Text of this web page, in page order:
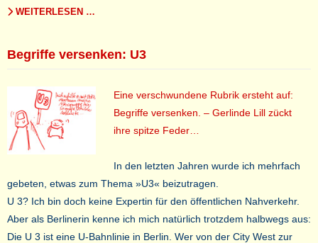
WEITERLESEN …
Begriffe versenken: U3
Eine verschwundene Rubrik ersteht auf:
Begriffe versenken. – Gerlinde Lill zückt
ihre spitze Feder…
In den letzten Jahren wurde ich mehrfach
gebeten, etwas zum Thema »U3« beizutragen.
U 3? Ich bin doch keine Expertin für den öffentlichen Nahverkehr.
Aber als Berlinerin kenne ich mich natürlich trotzdem halbwegs aus:
Die U 3 ist eine U-Bahnlinie in Berlin. Wer von der City West zur